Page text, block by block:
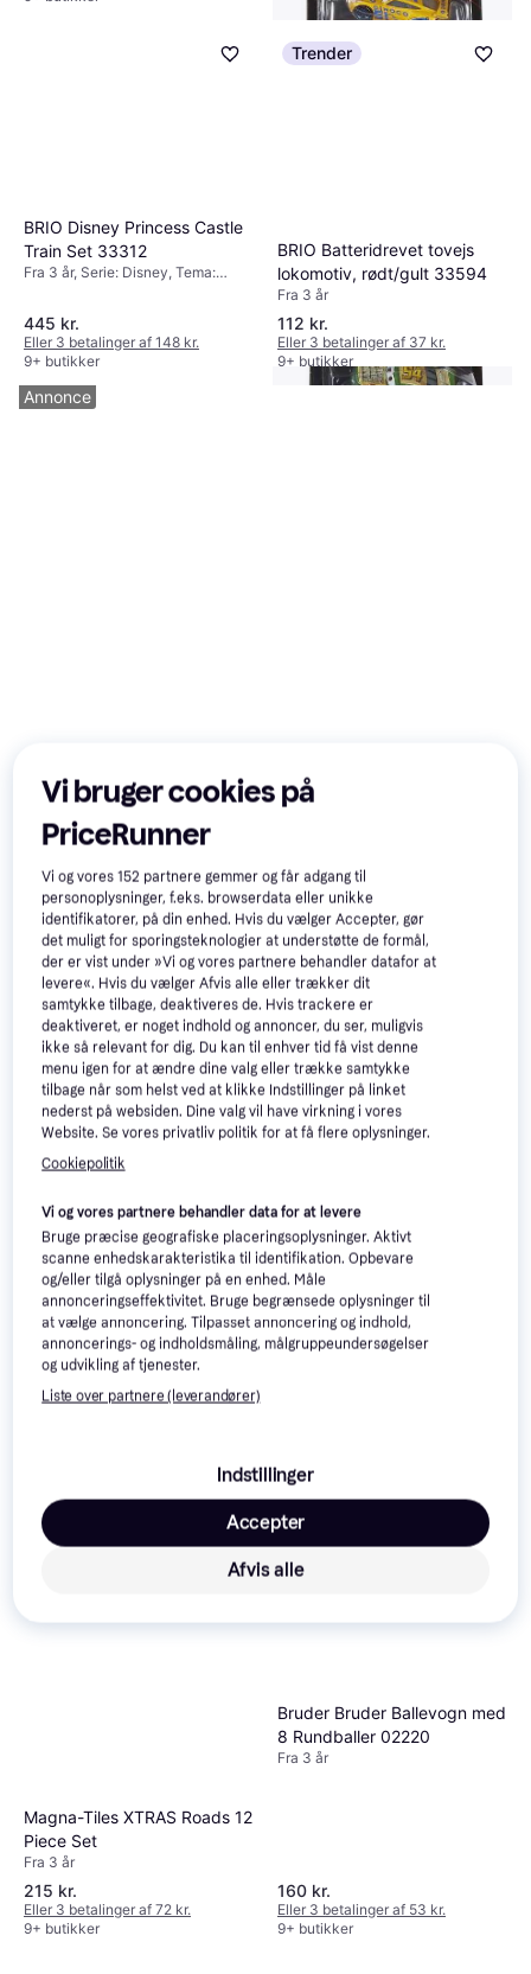
BRIO Disney Princess Castle
Train Set 33312
Fra 3 år, Serie: Disney, Tema:
445 kr.
Eller 3 betalinger af 148 kr.
9+ butikker
Trender
BRIO Batteridrevet tovejs
lokomotiv, rødt/gult 33594
Fra 3 år
112 kr.
Eller 3 betalinger af 37 kr.
9+ butikker
Trender
Bruder John Deere Combine
Mejetærsker T670i 02132
Tilbehør til legetøjskøretøjer, Fra 4
548 kr.
9+ butikker
Bruder Cat Schaufelbagger
02483
Fra 4 år
445 kr.
Eller 3 betalinger af 148 kr.
9+ butikker
Trender
Hot Wheels Track Creator
9 butikker
BRIO Batteridrevet damptog
33884
Fra 3 år
179 kr.
9+ butikker
Magna-Tiles XTRAS Roads 12
Piece Set
Fra 3 år
215 kr.
Eller 3 betalinger af 72 kr.
9+ butikker
Trender
Bruder Bruder Ballevogn med
8 Rundballer 02220
Fra 3 år
160 kr.
Eller 3 betalinger af 53 kr.
9+ butikker
Annonce
Vi bruger cookies på
PriceRunner
Vi og vores152 partnere gemmer og får adgang til
personoplysninger, f.eks. browserdata eller unikke
identifikatorer, på din enhed. Hvis du vælger Accepter, gør
det muligt for sporingsteknologier at understøtte de formål,
der er vist under »Vi og vores partnere behandler datafor at
levere«. Hvis du vælger Afvis alle eller trækker dit
samtykke tilbage, deaktiveres de. Hvis trackere er
deaktiveret, er noget indhold og annoncer, du ser, muligvis
ikke så relevant for dig. Du kan til enhver tid få vist denne
menu igen for at ændre dine valg eller trække samtykke
tilbage når som helst ved at klikke Indstillinger på linket
nederst på websiden. Dine valg vil have virkning i vores
Website. Se vores privatliv politik for at få flere oplysninger.
Cookiepolitik
Vi og vores partnere behandler data for at levere
Bruge præcise geografiske placeringsoplysninger. Aktivt
scanne enhedskarakteristika til identifikation. Opbevare
og/eller tilgå oplysninger på en enhed. Måle
annonceringseffektivitet. Bruge begrænsede oplysninger til
at vælge annoncering. Tilpasset annoncering og indhold,
annoncerings- og indholdsmåling, målgruppeundersøgelser
og udvikling af tjenester.
Liste over partnere (leverandører)
Indstillinger
Afvis alle
Accepter